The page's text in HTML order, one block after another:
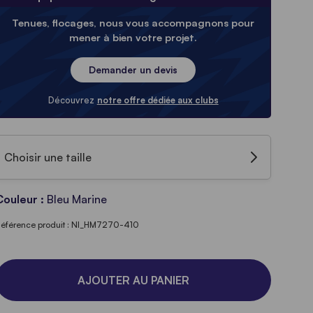
Tenues, flocages, nous vous accompagnons pour
mener à bien votre projet.
Demander un devis
Découvrez notre offre dédiée aux clubs
Choisir une taille
: Bleu Marine
produit : NI_HM7270-410
AJOUTER AU PANIER